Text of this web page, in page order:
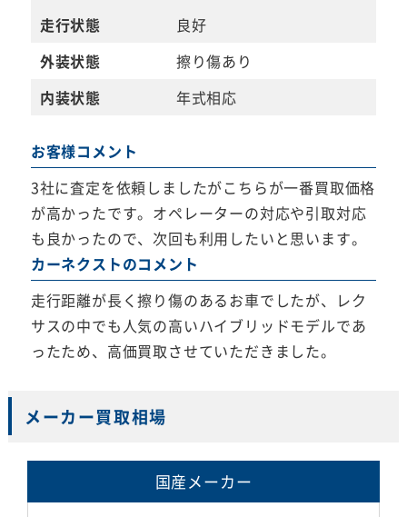
走行状態
良好
外装状態
擦り傷あり
内装状態
年式相応
お客様コメント
3社に査定を依頼しましたがこちらが一番買取価格
が高かったです。オペレーターの対応や引取対応
も良かったので、次回も利用したいと思います。
カーネクストのコメント
走行距離が長く擦り傷のあるお車でしたが、レク
サスの中でも人気の高いハイブリッドモデルであ
ったため、高価買取させていただきました。
メーカー買取相場
国産メーカー